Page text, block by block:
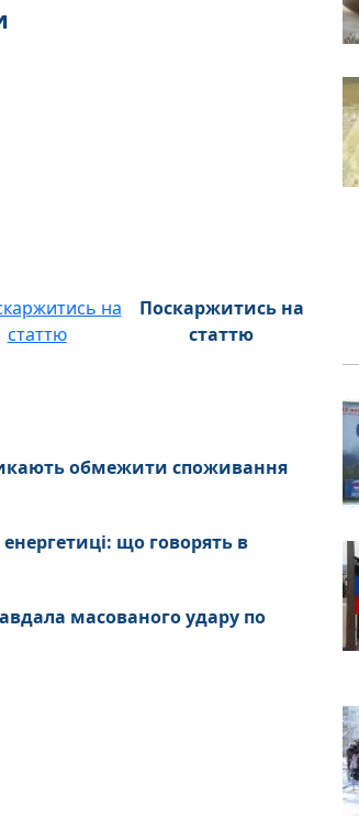
Поскаржитись на
статтю
обмежити споживання
що говорять в
масованого удару по